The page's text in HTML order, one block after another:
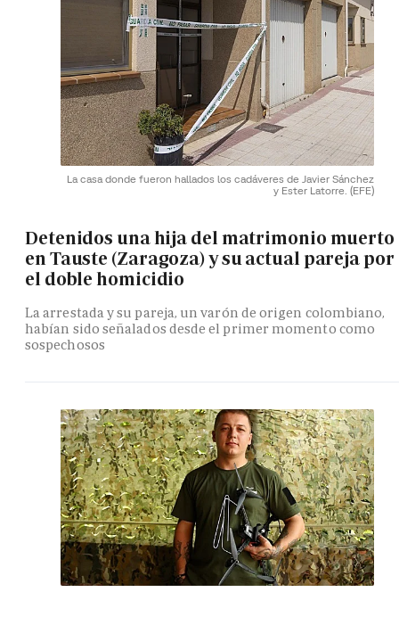
La casa donde fueron hallados los cadáveres de Javier Sánchez
y Ester Latorre. (EFE)
Detenidos una hija del matrimonio muerto
en Tauste (Zaragoza) y su actual pareja por
el doble homicidio
La arrestada y su pareja, un varón de origen colombiano,
habían sido señalados desde el primer momento como
sospechosos